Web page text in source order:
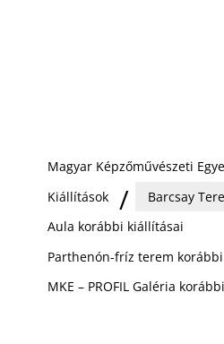
Magyar Képzőművészeti
Kiállítások
Barcsay
Aula korábbi kiállításai
Parthenón-fríz terem
MKE – PROFIL Galéria